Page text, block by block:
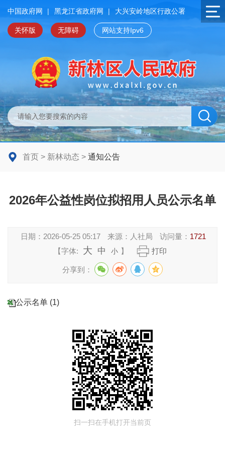
中国政府网 | 黑龙江省政府网 | 大兴安岭地区行政公署
关怀版 无障碍 网站支持Ipv6
首页 > 新林动态 > 通知公告
2026年公益性岗位拟招用人员公示名单
日期： 2026-05-25 05:17 来源： 人社局 访问量： 1721
【字体:
大 中 小 】 打印
分享到：
公示名单 (1)
扫一扫在手机打开当前页